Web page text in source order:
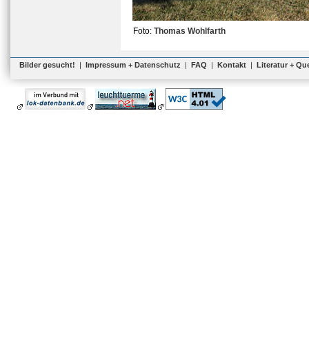
Foto: Thomas Wohlfarth
Bilder gesucht! | Impressum + Datenschutz | FAQ | Kontakt | Literatur +